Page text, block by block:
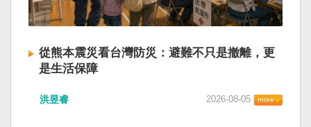
從熊本震災看台灣防災：避難不只是撤離，更
是生活保障
洪昱睿 2026-08-05